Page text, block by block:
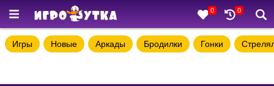
0 0
Игры Новые Аркады Бродилки Гонки